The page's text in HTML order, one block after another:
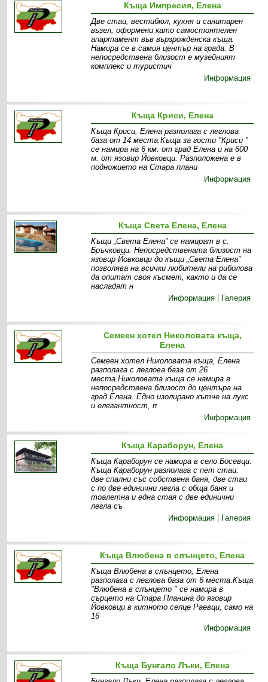
Къща Импресия, Елена
Две стаи, вестибюл, кухня и санитарен
възел, оформени като самостоятелен
апартамент във вързрожденска къща.
Намира се в самия център на града. В
непосредствена близост е музейният
комплекс и туристич
Информация
Къща Криси, Елена
Къща Криси, Елена разполага с леглова
база от 14 места.Къща за гости "Криси "
се намира на 6 км. от град Елена и на 600
м. от язовир Йовковци. Разположена е в
подножието на Стара плани
Информация
Къща Света Елена, Елена
Къщи „Света Елена” се намират в с.
Бръчковци. Непосредствената близост на
язовир Йовковци до къщи „Света Елена”
позволява на всички любители на риболова
да опитат своя късмет, както и да се
насладят н
Информация
Галерия
Семеен хотел Николовата къща,
Елена
Семеен хотел Николовата къща, Елена
разполага с леглова база от 26
места.Николовата къща се намира в
непосредствена близост до центъра на
град Елена. Едно изолирано кътче на лукс
и елегантност, п
Информация
Къща Караборун, Елена
Къща Караборун се намира в село Босевци.
Къща Караборун разполага с пет стаи:
две спални със собствена баня, две стаи
с по две единични легла с обща баня и
тоалетна и една стая с две единични
легла съ
Информация
Галерия
Къща Влюбена в слънцето, Елена
Къща Влюбена в слънцето, Елена
разполага с леглова база от 6 места.Къща
"Влюбена в слънцето " се намира в
сърцето на Стара Планина до язовир
Йовковци в китното селце Раевци, само на
16
Информация
Къща Бунгало Лъки, Елена